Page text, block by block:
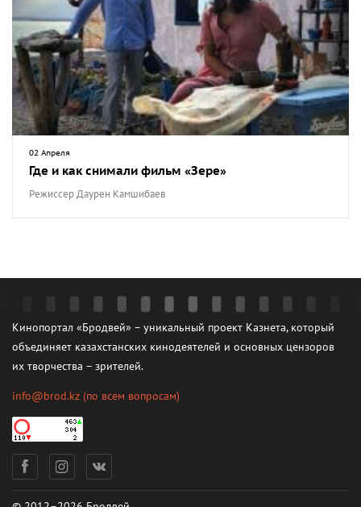
02 Апреля
Где и как снимали фильм «Зере»
Режиссер Даурен Камшибаев
Кинопортал «Бродвей» – уникальный проект Казнета, который
объединяет казахстанских кинодеятелей и основных цензоров
их творчества – зрителей.
info@brod.kz (по всем вопросам)